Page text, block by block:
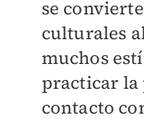
se
culturales
muchos
practicar la
contacto